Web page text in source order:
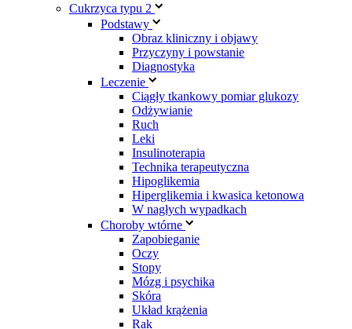
Cukrzyca typu 2
Podstawy
Obraz kliniczny i objawy
Przyczyny i powstanie
Diagnostyka
Leczenie
Ciągły tkankowy pomiar glukozy
Odżywianie
Ruch
Leki
Insulinoterapia
Technika terapeutyczna
Hipoglikemia
Hiperglikemia i kwasica ketonowa
W nagłych wypadkach
Choroby wtórne
Zapobieganie
Oczy
Stopy
Mózg i psychika
Skóra
Układ krążenia
Rak